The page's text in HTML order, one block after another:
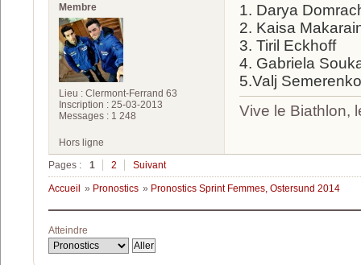
Membre
Lieu : Clermont-Ferrand 63
Inscription : 25-03-2013
Messages : 1 248
1. Darya
2. Kaisa
3. Tiril Eckhoff
4. Gabriela
5.Valj Semerenko
Vive le Biathlon,
Hors ligne
Pages :
1 2 Suivant
Accueil » Pronostics » Pronostics Sprint Femmes, Ostersund 2014
Atteindre